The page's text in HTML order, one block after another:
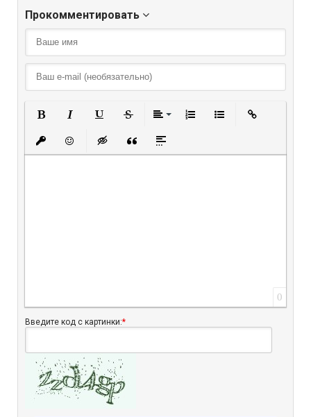
Прокомментировать
Вставить защищенную ссылку
Вставить смайлик
Вставка скрытого текста
Вставка цитаты
Вставка спойлера
0
Введите код с картинки:*